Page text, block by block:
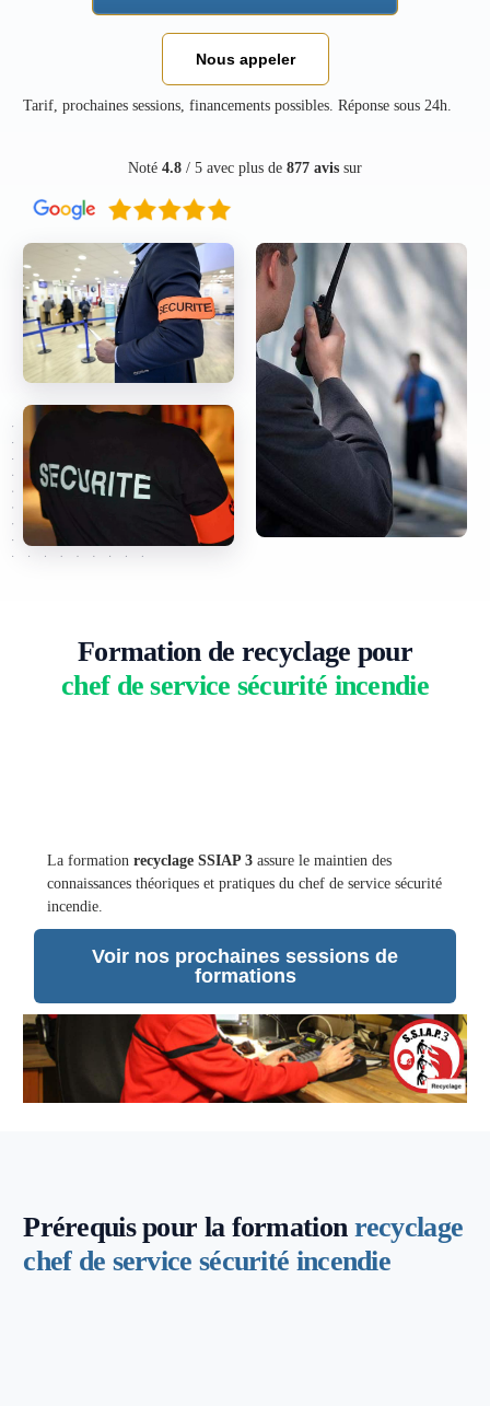
Nous appeler
Tarif, prochaines sessions, financements possibles. Réponse sous 24h.
Noté 4.8 / 5 avec plus de 877 avis sur
Formation de recyclage pour
chef de service sécurité incendie
La formationrecyclage SSIAP 3 assure le maintien des
connaissances théoriques et pratiques du chef de service sécurité
incendie.
Voir nos prochaines sessions de
formations
Prérequis pour la formation recyclage
chef de service sécurité incendie